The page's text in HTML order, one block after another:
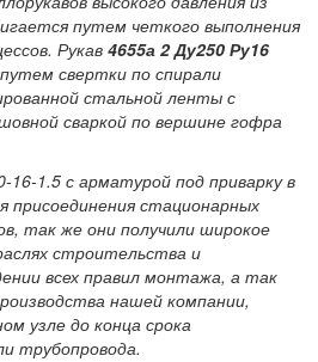
путем четкого выполнения
Рукав 4655а 2 Ду250 Ру16
свертки по спирали
стальной ленты с
сваркой по вершине гофра
1.5 с арматурой под приварку в
присоединения стационарных
так же они получили широкое
строительства и
всех правил монтажа, а так
нашей компании,
узле до конца срока
трубопровода.